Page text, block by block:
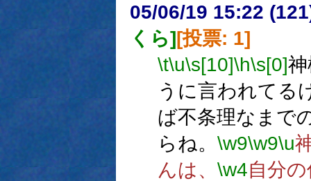
05/06/19 15:22
くら][投票: 1]
\t\u\s[10]\h\s[0]
うに言われてる
ば不条理なまで
らね。 \w9\w9\u
んは、 \w4自分